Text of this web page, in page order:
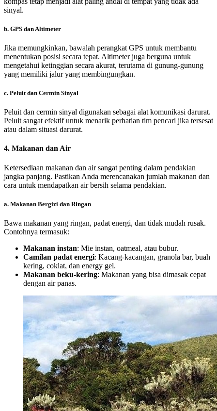
sinyal.
b. GPS dan Altimeter
Jika memungkinkan, bawalah perangkat GPS untuk membantu
menentukan posisi secara tepat. Altimeter juga berguna untuk
mengetahui ketinggian secara akurat, terutama di gunung-gunung
yang memiliki jalur yang membingungkan.
c. Peluit dan Cermin Sinyal
Peluit dan cermin sinyal digunakan sebagai alat komunikasi darurat.
Peluit sangat efektif untuk menarik perhatian tim pencari jika tersesat
atau dalam situasi darurat.
4. Makanan dan Air
Ketersediaan makanan dan air sangat penting dalam pendakian
jangka panjang. Pastikan Anda merencanakan jumlah makanan dan
cara untuk mendapatkan air bersih selama pendakian.
a. Makanan Bergizi dan Ringan
Bawa makanan yang ringan, padat energi, dan tidak mudah rusak.
Contohnya termasuk:
Makanan instan: Mie instan, oatmeal, atau bubur.
Camilan padat energi: Kacang-kacangan, granola bar, buah
kering, coklat, dan energy gel.
Makanan beku-kering: Makanan yang bisa dimasak cepat
dengan air panas.